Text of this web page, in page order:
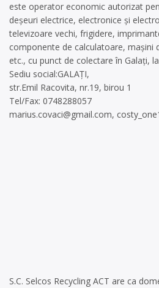
este operator economic autorizat
deșeuri electrice, electronice și
televizoare vechi, frigidere,
componente de calculatoare, mașini
etc., cu punct de colectare în Galați,
Sediu social:GALAŢI,
str.Emil Racovita, nr.19, birou 1
Tel/Fax: 0748288057
marius.covaci@gmail.com,
S.C. Selcos Recycling ACT are ca